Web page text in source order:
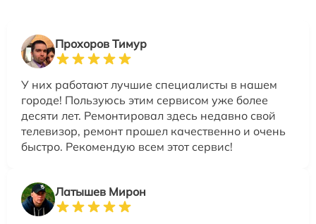
Прохоров Тимур
У них работают лучшие специалисты в нашем
городе! Пользуюсь этим сервисом уже более
десяти лет. Ремонтировал здесь недавно свой
телевизор, ремонт прошел качественно и очень
быстро. Рекомендую всем этот сервис!
Латышев Мирон